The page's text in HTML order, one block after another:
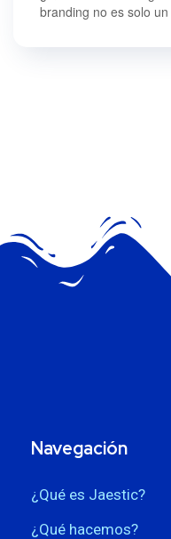
branding no es solo
Navegación
¿Qué es Jaestic?
¿Qué hacemos?